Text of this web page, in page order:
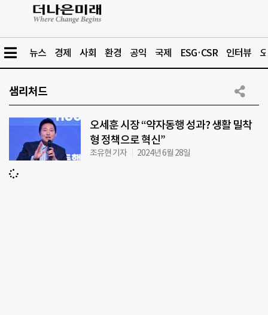
뉴스 경제 사회 환경 공익 국제 ESG·CSR 인터뷰
샘리처드
오세훈 시장 “약자동행 성과? 생활 밀착
형 정책으로 혁신”
조유현 기자 2024년 6월 28일